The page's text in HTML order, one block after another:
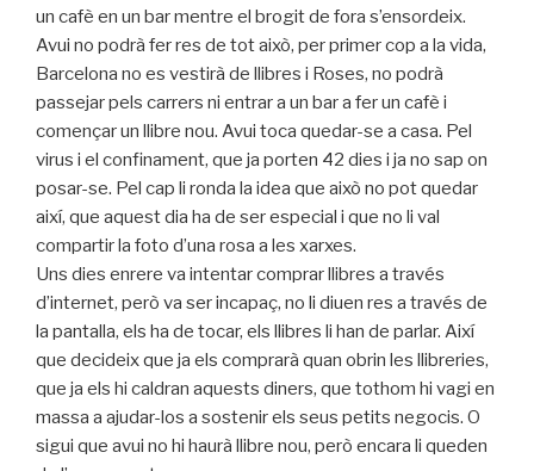
un cafè en un bar mentre el brogit de fora s’ensordeix.
Avui no podrà fer res de tot això, per primer cop a la vida,
Barcelona no es vestirà de llibres i Roses, no podrà
passejar pels carrers ni entrar a un bar a fer un cafè i
començar un llibre nou. Avui toca quedar-se a casa. Pel
virus i el confinament, que ja porten 42 dies i ja no sap on
posar-se. Pel cap li ronda la idea que això no pot quedar
així, que aquest dia ha de ser especial i que no li val
compartir la foto d’una rosa a les xarxes.
Uns dies enrere va intentar comprar llibres a través
d’internet, però va ser incapaç, no li diuen res a través de
la pantalla, els ha de tocar, els llibres li han de parlar. Així
que decideix que ja els comprarà quan obrin les llibreries,
que ja els hi caldran aquests diners, que tothom hi vagi en
massa a ajudar-los a sostenir els seus petits negocis. O
sigui que avui no hi haurà llibre nou, però encara li queden